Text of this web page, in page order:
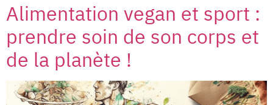
Alimentation vegan et sport :
prendre soin de son corps et
de la planète !